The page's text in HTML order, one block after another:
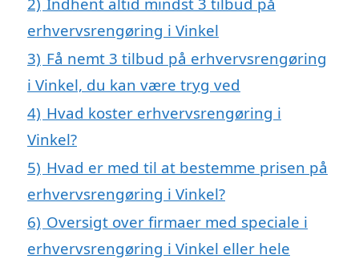
erhvervsrengøring i Vinkel
3) Få nemt 3 tilbud på erhvervsrengøring
i Vinkel, du kan være tryg ved
4) Hvad koster erhvervsrengøring i
Vinkel?
5) Hvad er med til at bestemme prisen på
erhvervsrengøring i Vinkel?
6) Oversigt over firmaer med speciale i
erhvervsrengøring i Vinkel eller hele